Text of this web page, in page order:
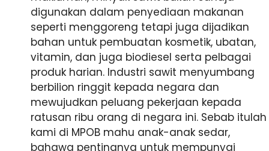
digunakan dalam penyediaan makanan
seperti menggoreng tetapi juga dijadikan
bahan untuk pembuatan kosmetik, ubatan,
vitamin, dan juga biodiesel serta pelbagai
produk harian. Industri sawit menyumbang
berbilion ringgit kepada negara dan
mewujudkan peluang pekerjaan kepada
ratusan ribu orang di negara ini. Sebab itulah
kami di MPOB mahu anak-anak sedar,
bahawa pentingnya untuk mempunyai